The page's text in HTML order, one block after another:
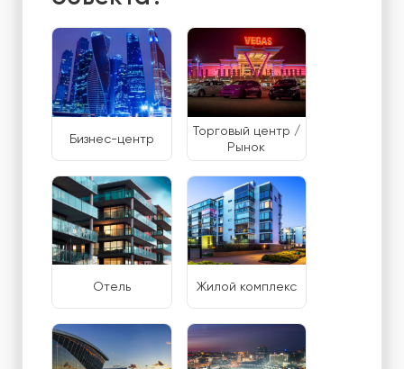
Бизнес-центр
Торговый центр /
Рынок
Отель Жилой комплекс